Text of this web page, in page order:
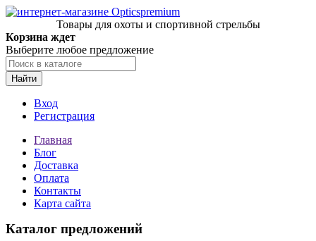
Товары для охоты и спортивной стрельбы
Корзина ждет
Выберите любое предложение
Найти
Вход
Регистрация
Главная
Блог
Доставка
Оплата
Контакты
Карта сайта
Каталог предложений